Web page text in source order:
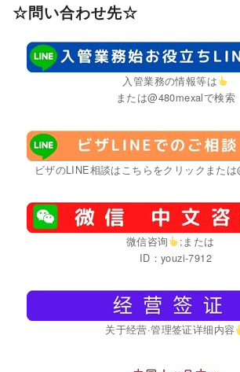
☆問い合わせ先☆
入管業務の情報等は
または@480mexalで検索
ビザのLINE相談はこちらをクリックまた
微信咨询
;または
ID：youzi-7912
关于经营·管理签证详细内容